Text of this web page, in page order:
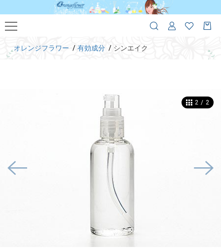
オレンジフラワー 有効成分 シンエイク
2 / 2